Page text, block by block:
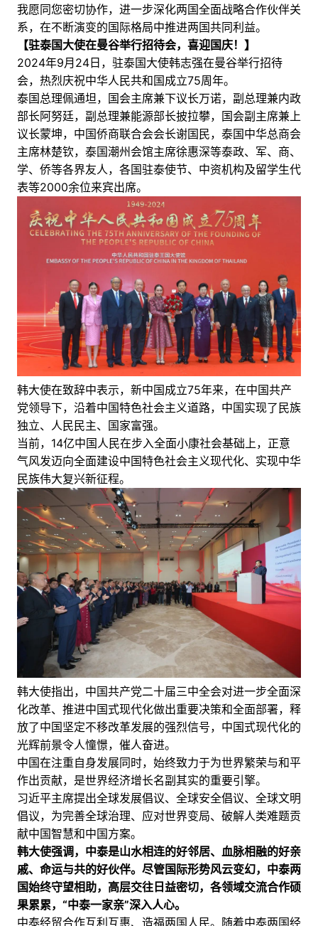
我愿同您密切协作，进一步深化两国全面战略合作伙伴关
系，在不断演变的国际格局中推进两国共同利益。
【驻泰国大使在曼谷举行招待会，喜迎国庆！ 】
2024年9月24日，驻泰国大使韩志强在曼谷举行招待
会，热烈庆祝中华人民共和国成立75周年。
泰国总理佩通坦，国会主席兼下议长万诺，副总理兼内政
部长阿努廷，副总理兼能源部长披拉攀，国会副主席兼上
议长蒙坤，中国侨商联合会会长谢国民，泰国中华总商会
主席林楚钦，泰国潮州会馆主席徐惠深等泰政、军、商、
学、侨等各界友人，各国驻泰使节、中资机构及留学生代
表等2000余位来宾出席。
韩大使在致辞中表示，新中国成立75年来，在中国共产
党领导下，沿着中国特色社会主义道路，中国实现了民族
独立、人民民主、国家富强。
当前，14亿中国人民在步入全面小康社会基础上，正意
气风发迈向全面建设中国特色社会主义现代化、实现中华
民族伟大复兴新征程。
韩大使指出，中国共产党二十届三中全会对进一步全面深
化改革、推进中国式现代化做出重要决策和全面部署，释
放了中国坚定不移改革发展的强烈信号，中国式现代化的
光辉前景令人憧憬，催人奋进。
中国在注重自身发展同时，始终致力于为世界繁荣与和平
作出贡献，是世界经济增长名副其实的重要引擎。
习近平主席提出全球发展倡议、全球安全倡议、全球文明
倡议，为完善全球治理、应对世界变局、破解人类难题贡
献中国智慧和中国方案。
韩大使强调，中泰是山水相连的好邻居、血脉相融的好亲
戚、命运与共的好伙伴。尽管国际形势风云变幻，中泰两
国始终守望相助，高层交往日益密切，各领域交流合作硕
果累累，“中泰一家亲”深入人心。
中泰经贸合作互利互惠、造福两国人民。随着中泰两国经